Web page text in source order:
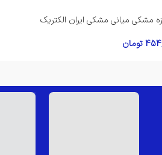
مشکی میانی مشکی ایران الکتریک
تومان